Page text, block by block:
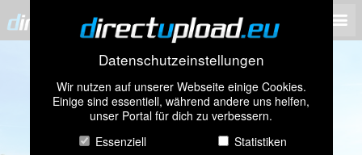
Datenschutzeinstellungen
Wir nutzen auf unserer Webseite einige Cookies.
Einige sind essentiell, während andere uns helfen,
unser Portal für dich zu verbessern.
Essenziell
Statistiken